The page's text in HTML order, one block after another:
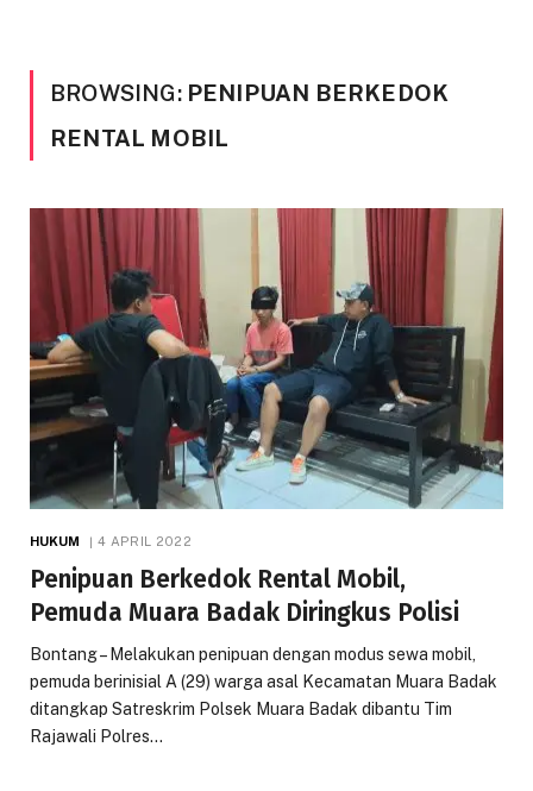
BROWSING: PENIPUAN BERKEDOK
RENTAL MOBIL
HUKUM 4 APRIL 2022
Penipuan Berkedok Rental Mobil,
Pemuda Muara Badak Diringkus Polisi
Bontang – Melakukan penipuan dengan modus sewa mobil,
pemuda berinisial A (29) warga asal Kecamatan Muara Badak
ditangkap Satreskrim Polsek Muara Badak dibantu Tim
Rajawali Polres…